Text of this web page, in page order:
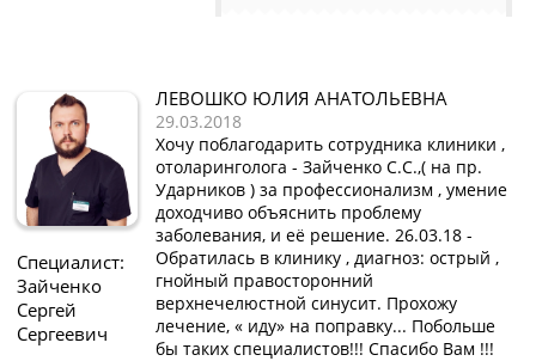
Специалист:
Зайченко
Сергей
Сергеевич
ЛЕВОШКО ЮЛИЯ АНАТОЛЬЕВНА
29.03.2018
Хочу поблагодарить сотрудника клиники ,
отоларинголога - Зайченко С.С.,( на пр.
Ударников ) за профессионализм , умение
доходчиво объяснить проблему
заболевания, и её решение. 26.03.18 -
Обратилась в клинику , диагноз: острый ,
гнойный правосторонний
верхнечелюстной синусит. Прохожу
лечение, « иду» на поправку... Побольше
бы таких специалистов!!! Спасибо Вам !!!